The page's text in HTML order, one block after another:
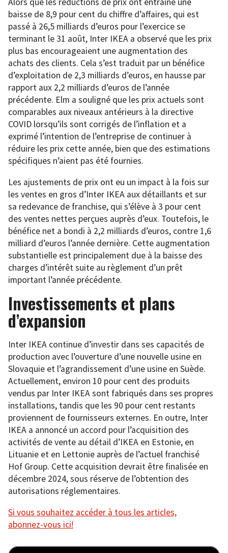
baisse de 8,9 pour cent du chiffre d’affaires, qui est
passé à 26,5 milliards d’euros pour l’exercice se
terminant le 31 août, Inter IKEA a observé que les prix
plus bas encourageaient une augmentation des
achats des clients. Cela s’est traduit par un bénéfice
d’exploitation de 2,3 milliards d’euros, en hausse par
rapport aux 2,2 milliards d’euros de l’année
précédente. Elm a souligné que les prix actuels sont
comparables aux niveaux antérieurs à la directive
COVID lorsqu’ils sont corrigés de l’inflation et a
exprimé l’intention de l’entreprise de continuer à
réduire les prix cette année, bien que des estimations
spécifiques n’aient pas été fournies.
Les ajustements de prix ont eu un impact à la fois sur
les ventes en gros d’Inter IKEA aux détaillants et sur
sa redevance de franchise, qui s’élève à 3 pour cent
des ventes nettes perçues auprès d’eux. Toutefois, le
bénéfice net a bondi à 2,2 milliards d’euros, contre 1,6
milliard d’euros l’année dernière. Cette augmentation
substantielle est principalement due à la baisse des
charges d’intérêt suite au règlement d’un prêt
important l’année précédente.
Investissements et plans
d’expansion
Inter IKEA continue d’investir dans ses capacités de
production avec l’ouverture d’une nouvelle usine en
Slovaquie et l’agrandissement d’une usine en Suède.
Actuellement, environ 10 pour cent des produits
vendus par Inter IKEA sont fabriqués dans ses propres
installations, tandis que les 90 pour cent restants
proviennent de fournisseurs externes. En outre, Inter
IKEA a annoncé un accord pour l’acquisition des
activités de vente au détail d’IKEA en Estonie, en
Lituanie et en Lettonie auprès de l’actuel franchisé
Hof Group. Cette acquisition devrait être finalisée en
décembre 2024, sous réserve de l’obtention des
autorisations réglementaires.
Si vous souhaitez accéder à tous les articles,
abonnez-vous ici!